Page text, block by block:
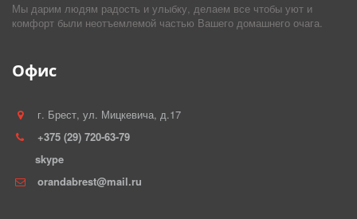
Мы дарим людям радость и улыбку, делаем все чтобы уют и
комфорт были неотъемлемой частью Вашего домашнего очага.
Офис
г. Брест, ул. Мицкевича, д.17
+375 (29) 720-63-79
skype
orandabrest@mail.ru